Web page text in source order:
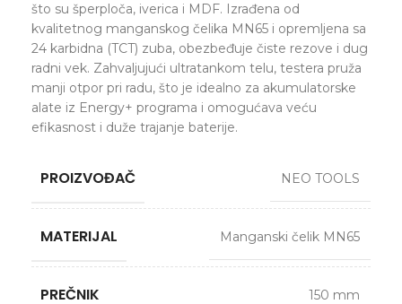
što su šperploča, iverica i MDF. Izrađena od
kvalitetnog manganskog čelika MN65 i opremljena sa
24 karbidna (TCT) zuba, obezbeđuje čiste rezove i dug
radni vek. Zahvaljujući ultratankom telu, testera pruža
manji otpor pri radu, što je idealno za akumulatorske
alate iz Energy+ programa i omogućava veću
efikasnost i duže trajanje baterije.
PROIZVOĐAČ NEO TOOLS
MATERIJAL Manganski čelik MN65
PREČNIK 150 mm